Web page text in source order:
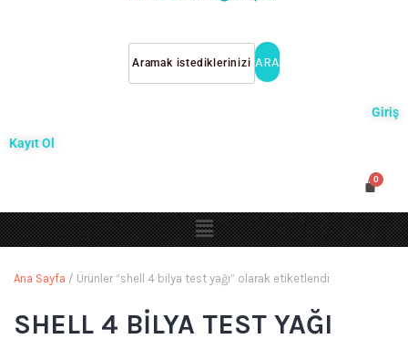
ARA
Giriş
Kayıt Ol
Ana Sayfa / Ürünler “shell 4 bilya test yağı” olarak etiketlendi
SHELL 4 BILYA TEST YAĞI